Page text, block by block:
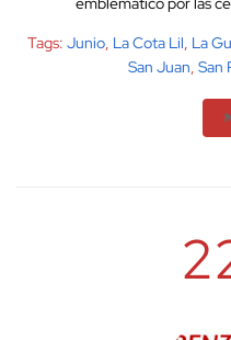
Tags: Junio, La Cota Lil, La
San Juan, San